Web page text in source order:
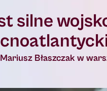
silne
Błaszczak w